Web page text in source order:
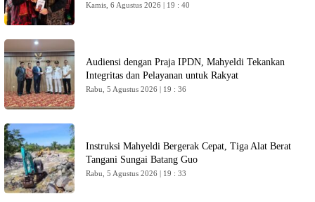
Kamis, 6 Agustus 2026 | 19 : 40
Audiensi dengan Praja IPDN, Mahyeldi Tekankan
Integritas dan Pelayanan untuk Rakyat
Rabu, 5 Agustus 2026 | 19 : 36
Instruksi Mahyeldi Bergerak Cepat, Tiga Alat Berat
Tangani Sungai Batang Guo
Rabu, 5 Agustus 2026 | 19 : 33